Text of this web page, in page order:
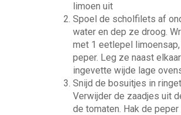
limoen uit
Spoel de scholfilets af
water en dep ze droog.
met 1 eetlepel
peper. Leg ze naast
ingevette wijde lage
Snijd de bosuitjes in
Verwijder de zaadjes uit
de tomaten. Hak de peper